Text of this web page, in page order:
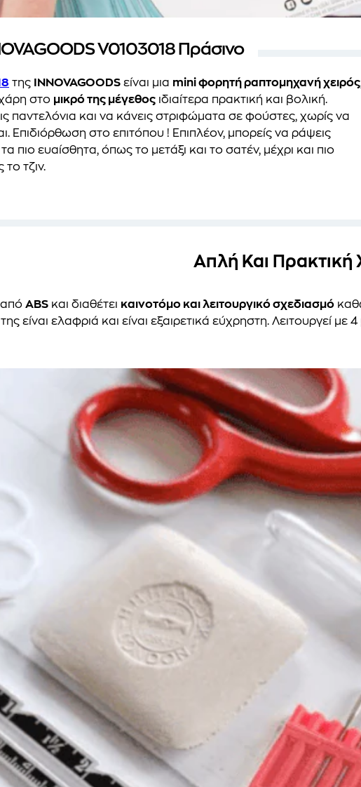
V0103018 Πράσινο
της INNOVAGOODS είναι μια mini φορητή ραπτομηχανή χειρός
στο μικρό της μέγεθος ιδιαίτερα πρακτική και βολική.
παντελόνια και να κάνεις στριφώματα σε φούστες, χωρίς να
Επιδιόρθωση στο επιτόπου ! Επιπλέον, μπορείς να ράψεις
πιο ευαίσθητα, όπως το μετάξι και το σατέν, μέχρι και πιο
τζιν.
Απλή Και Πρακτική
από ABS και διαθέτει καινοτόμο και λειτουργικό σχεδιασμό
είναι ελαφριά και είναι εξαιρετικά εύχρηστη. Λειτουργεί